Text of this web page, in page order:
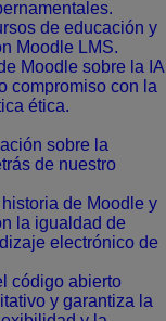
de educación y
Moodle LMS.
Moodle sobre la IA
compromiso con la
ética.
sobre la
de nuestro
de Moodle y
la igualdad de
electrónico de
código abierto
y garantiza la